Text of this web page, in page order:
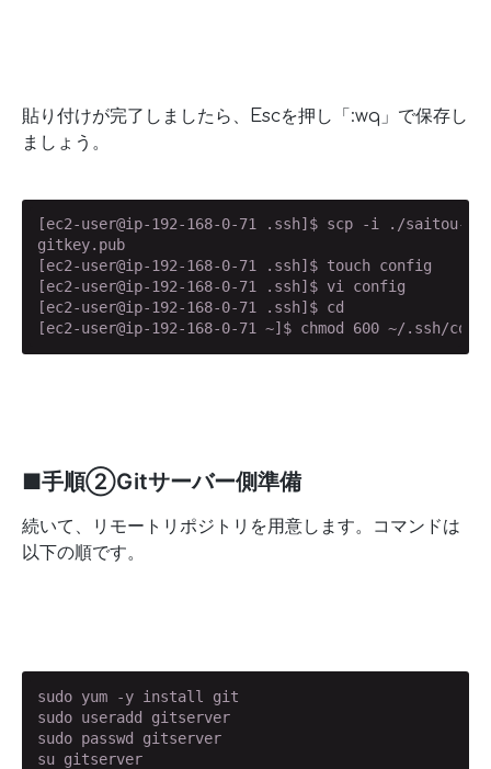
貼り付けが完了しましたら、Escを押し「:wq」で保存し
ましょう。
[ec2-user@ip-192-168-0-71 .ssh]$ scp -i ./saitou-
gitkey.pub
[ec2-user@ip-192-168-0-71 .ssh]$ touch config
[ec2-user@ip-192-168-0-71 .ssh]$ vi config
[ec2-user@ip-192-168-0-71 .ssh]$ cd
[ec2-user@ip-192-168-0-71 ~]$ chmod 600 ~/.ssh/
■手順②Gitサーバー側準備
続いて、リモートリポジトリを用意します。コマンドは
以下の順です。
sudo yum -y install git
sudo useradd gitserver
sudo passwd gitserver
su gitserver